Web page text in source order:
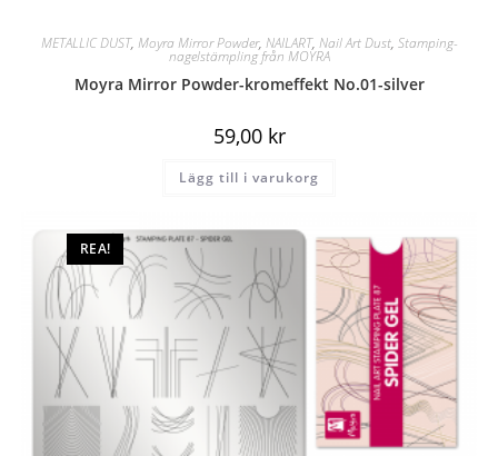
METALLIC DUST, Moyra Mirror Powder, NAILART, Nail Art Dust, Stamping-
nagelstämpling från MOYRA
Moyra Mirror Powder-kromeffekt No.01-silver
59,00 kr
Lägg till i varukorg
REA!